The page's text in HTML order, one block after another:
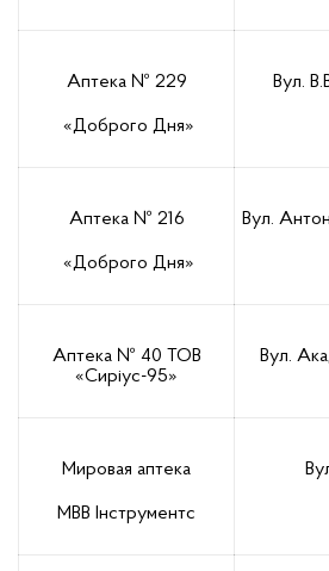
Аптека № 229
«Доброго Дня»
Вул.
Аптека № 216
«Доброго Дня»
Вул.
Аптека № 40 ТОВ
«Сиріус-95»
Вул.
Мировая аптека
МВВ Інструментс